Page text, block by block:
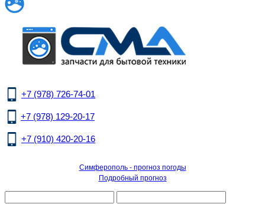
+7 (978) 726-74-01
+7 (978) 129-20-17
+7 (910) 420-20-16
Симферополь - прогноз погоды
Подробный прогноз